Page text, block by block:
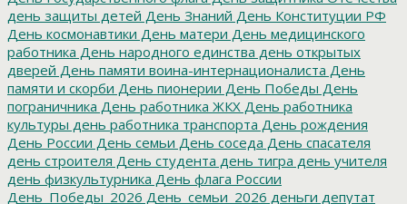
день защиты детей День Знаний День Конституции РФ
День космонавтики День матери День медицинского
работника День народного единства день открытых
дверей День памяти воина-интернационалиста День
памяти и скорби День пионерии День Победы День
пограничника День работника ЖКХ День работника
культуры день работника транспорта День рождения
День России День семьи День соседа День спасателя
день строителя День студента день тигра день учителя
день физкультурника День флага России
День_Победы_2026 День_семьи_2026 деньги депутат